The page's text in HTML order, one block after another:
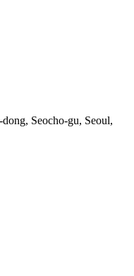
Seocho-gu, Seoul,